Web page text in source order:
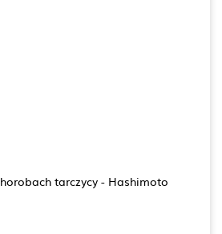
tarczycy - Hashimoto